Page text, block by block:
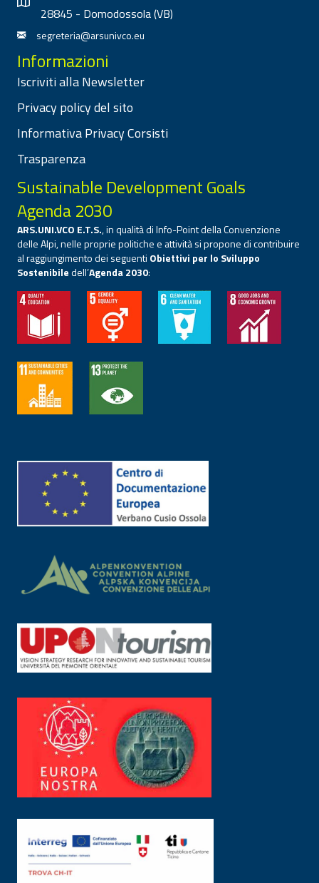
28845 - Domodossola (VB)
segreteria@arsunivco.eu
Informazioni
Iscriviti alla Newsletter
Privacy policy del sito
Informativa Privacy Corsisti
Trasparenza
Sustainable Development Goals
Agenda 2030
ARS.UNI.VCO E.T.S., in qualità di Info-Point della Convenzione
delle Alpi, nelle proprie politiche e attività si propone di contribuire
al raggiungimento dei seguenti Obiettivi per lo Sviluppo
Sostenibiledell’Agenda 2030: